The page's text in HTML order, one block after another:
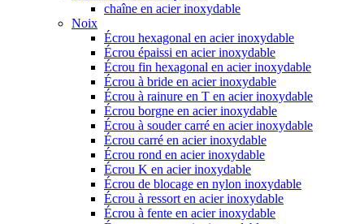
chaîne en acier inoxydable
Noix
Écrou hexagonal en acier inoxydable
Écrou épaissi en acier inoxydable
Écrou fin hexagonal en acier inoxydable
Écrou à bride en acier inoxydable
Écrou à rainure en T en acier inoxydable
Écrou borgne en acier inoxydable
Écrou à souder carré en acier inoxydable
Écrou carré en acier inoxydable
Écrou rond en acier inoxydable
Écrou K en acier inoxydable
Écrou de blocage en nylon inoxydable
Écrou à ressort en acier inoxydable
Écrou à fente en acier inoxydable